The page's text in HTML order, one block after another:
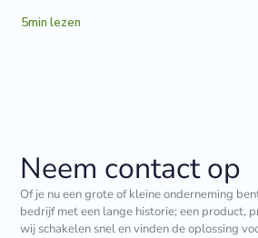
5min lezen
Neem contact op
Of je nu een grote of kleine onderneming
bedrijf met een lange historie; een product,
wij schakelen snel en vinden de oplossing